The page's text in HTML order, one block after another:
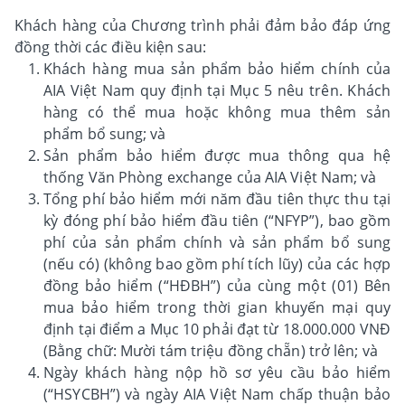
Khách hàng của Chương trình phải đảm bảo đáp ứng
đồng thời các điều kiện sau:
Khách hàng mua sản phẩm bảo hiểm chính của
AIA Việt Nam quy định tại Mục 5 nêu trên. Khách
hàng có thể mua hoặc không mua thêm sản
phẩm bổ sung; và
Sản phẩm bảo hiểm được mua thông qua hệ
thống Văn Phòng exchange của AIA Việt Nam; và
Tổng phí bảo hiểm mới năm đầu tiên thực thu tại
kỳ đóng phí bảo hiểm đầu tiên (“NFYP”), bao gồm
phí của sản phẩm chính và sản phẩm bổ sung
(nếu có) (không bao gồm phí tích lũy) của các hợp
đồng bảo hiểm (“HĐBH”) của cùng một (01) Bên
mua bảo hiểm trong thời gian khuyến mại quy
định tại điểm a Mục 10 phải đạt từ 18.000.000 VNĐ
(Bằng chữ: Mười tám triệu đồng chẵn) trở lên; và
Ngày khách hàng nộp hồ sơ yêu cầu bảo hiểm
(“HSYCBH”) và ngày AIA Việt Nam chấp thuận bảo